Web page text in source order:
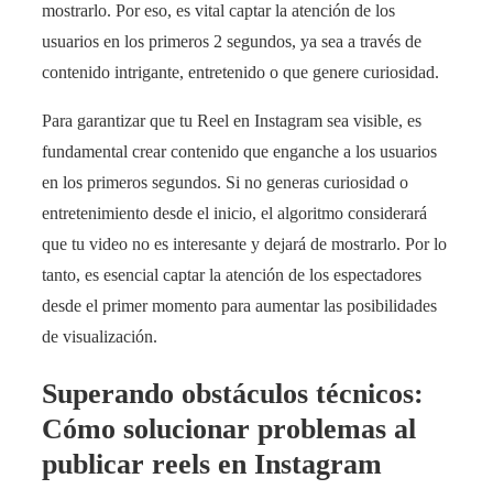
mostrarlo. Por eso, es vital captar la atención de los
usuarios en los primeros 2 segundos, ya sea a través de
contenido intrigante, entretenido o que genere curiosidad.
Para garantizar que tu Reel en Instagram sea visible, es
fundamental crear contenido que enganche a los usuarios
en los primeros segundos. Si no generas curiosidad o
entretenimiento desde el inicio, el algoritmo considerará
que tu video no es interesante y dejará de mostrarlo. Por lo
tanto, es esencial captar la atención de los espectadores
desde el primer momento para aumentar las posibilidades
de visualización.
Superando obstáculos técnicos:
Cómo solucionar problemas al
publicar reels en Instagram